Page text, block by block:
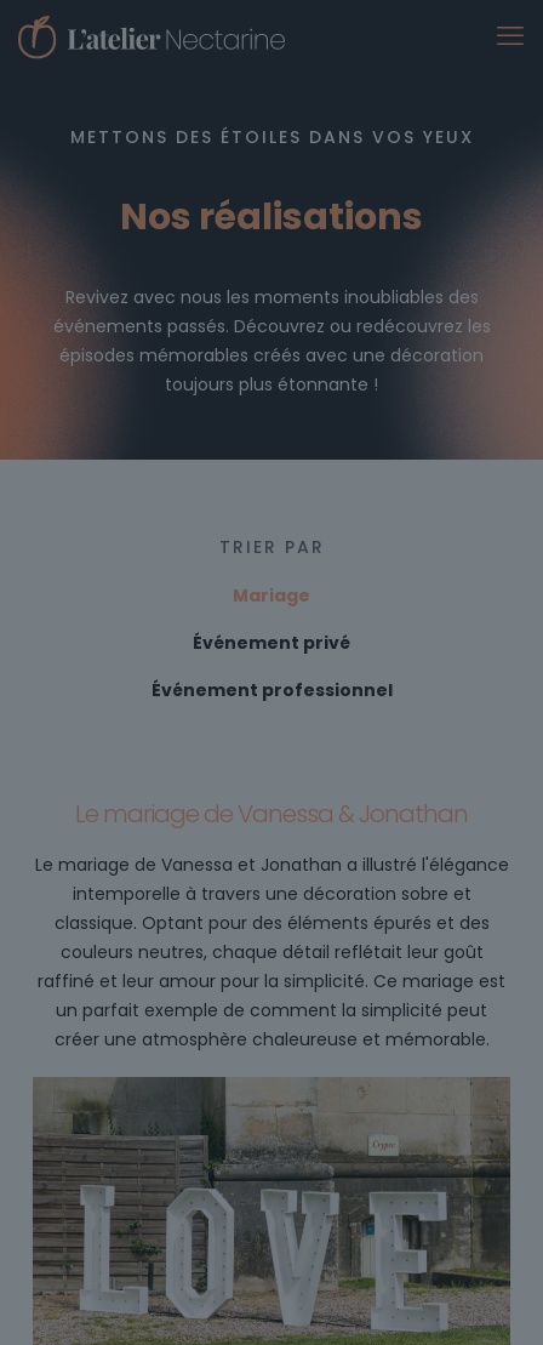
METTONS DES ÉTOILES DANS VOS YEUX
Nos réalisations
Revivez avec nous les moments inoubliables des
événements passés. Découvrez ou redécouvrez les
épisodes mémorables créés avec une décoration
toujours plus étonnante !
TRIER PAR
Mariage
Événement privé
Événement professionnel
Le mariage de Vanessa & Jonathan
Le mariage de Vanessa et Jonathan a illustré l'élégance
intemporelle à travers une décoration sobre et
classique. Optant pour des éléments épurés et des
couleurs neutres, chaque détail reflétait leur goût
raffiné et leur amour pour la simplicité. Ce mariage est
un parfait exemple de comment la simplicité peut
créer une atmosphère chaleureuse et mémorable.